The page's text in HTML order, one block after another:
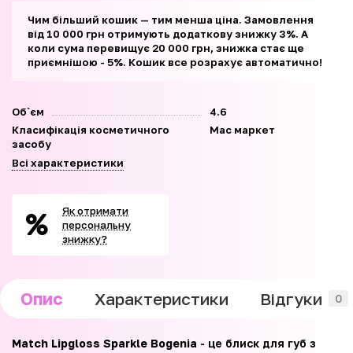
Чим більший кошик — тим менша ціна. Замовлення
від 10 000 грн отримують додаткову знижку 3%. А
коли сума перевищує 20 000 грн, знижка стає ще
приємнішою - 5%. Кошик все розрахує автоматично!
Об`єм
4.6
Класифікація косметичного
засобу
Мас маркет
Всі характеристики
Як отримати
персональну
знижку?
Опис Характеристики Відгуки 0
Match Lipgloss Sparkle Bogenia - це блиск для губ з